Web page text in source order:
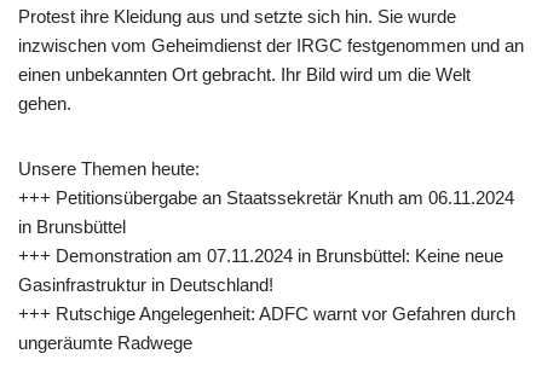
Protest ihre Kleidung aus und setzte sich hin. Sie wurde
inzwischen vom Geheimdienst der IRGC festgenommen und an
einen unbekannten Ort gebracht. Ihr Bild wird um die Welt
gehen.
Unsere Themen heute:
+++ Petitionsübergabe an Staatssekretär Knuth am 06.11.2024
in Brunsbüttel
+++ Demonstration am 07.11.2024 in Brunsbüttel: Keine neue
Gasinfrastruktur in Deutschland!
+++ Rutschige Angelegenheit: ADFC warnt vor Gefahren durch
ungeräumte Radwege